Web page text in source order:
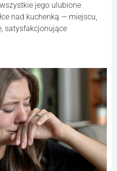
jego ulubione
nad kuchenką — miejscu,
satysfakcjonujące